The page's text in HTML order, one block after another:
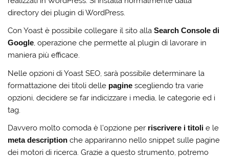
directory dei plugin di WordPress.
Con Yoast è possibile collegare il sito allaSearch Console di
Google, operazione che permette al plugin di lavorare in
maniera più efficace.
Nelle opzioni di Yoast SEO, sarà possibile determinare la
formattazione dei titoli delle pagine scegliendo tra varie
opzioni, decidere se far indicizzare i media, le categorie ed i
tag.
Davvero molto comoda è l’opzione per riscrivere i titoli e le
meta description che appariranno nello snippet sulle pagine
dei motori di ricerca. Grazie a questo strumento, potremo